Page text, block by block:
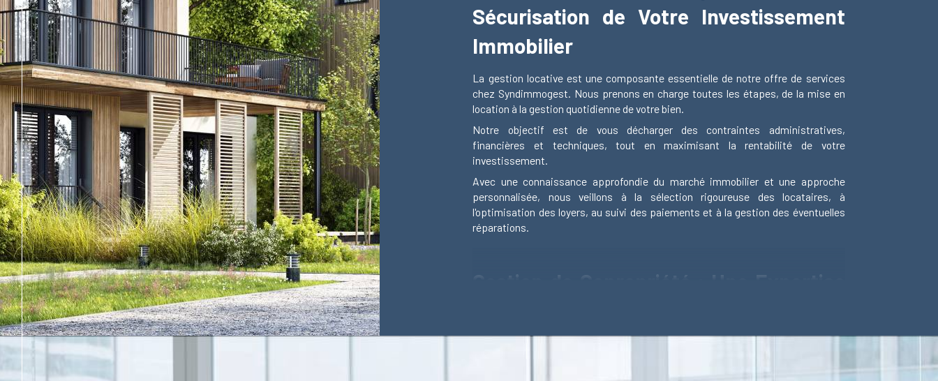
Sécurisation de Votre Investissement
Immobilier
La gestion locative est une composante essentielle de notre offre de services
chez Syndimmogest. Nous prenons en charge toutes les étapes, de la mise en
location à la gestion quotidienne de votre bien.
Notre objectif est de vous décharger des contraintes administratives,
financières et techniques, tout en maximisant la rentabilité de votre
investissement.
Avec une connaissance approfondie du marché immobilier et une approche
personnalisée, nous veillons à la sélection rigoureuse des locataires, à
l'optimisation des loyers, au suivi des paiements et à la gestion des éventuelles
réparations.
Gestion de Copropriété : Une Expertise
spécialisée dans tous les aspects de la gestion de copropriété, offrant un